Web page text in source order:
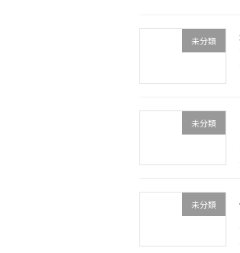
未分類
未分類
未分類